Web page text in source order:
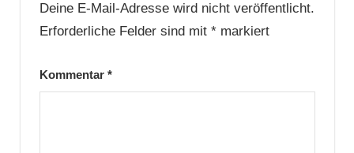
Deine E-Mail-Adresse wird nicht veröffentlicht.
Erforderliche Felder sind mit *markiert
Kommentar *